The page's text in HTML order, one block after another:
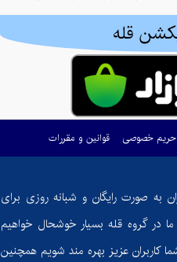
قله
حریم خصوصی قوانین و مقررات
به صورت رایگان و شبانه روزی برای
در گروه قله بسیار خوشحال خواهیم
کاربران عزیز بهره مند شویم همچنین